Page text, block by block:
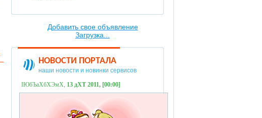
Добавить свое объявление
Загрузка...
НОВОСТИ ПОРТАЛА
наши новости и новинки сервисов
ІЮбЪаХбХЭмХ, 13 дХТ 2011, [00:00]